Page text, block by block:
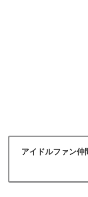
アイドルファン仲